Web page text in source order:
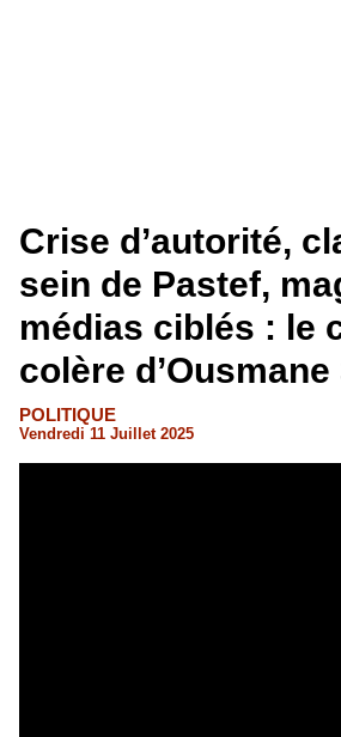
Crise d’autorité,
sein de Pastef,
médias ciblés : le
colère
POLITIQUE
Vendredi 11 Juillet 2025